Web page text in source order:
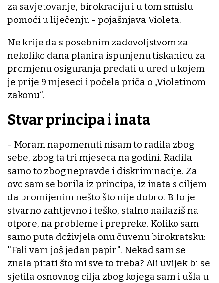
za savjetovanje, birokraciju i u tom smislu
pomoći u liječenju - pojašnjava Violeta.
Ne krije da s posebnim zadovoljstvom za
nekoliko dana planira ispunjenu tiskanicu za
promjenu osiguranja predati u ured u kojem
je prije 9 mjeseci i počela priča o „Violetinom
zakonu“.
Stvar principa i inata
- Moram napomenuti nisam to radila zbog
sebe, zbog ta tri mjeseca na godini. Radila
samo to zbog nepravde i diskriminacije. Za
ovo sam se borila iz principa, iz inata s ciljem
da promijenim nešto što nije dobro. Bilo je
stvarno zahtjevno i teško, stalno nailaziš na
otpore, na probleme i prepreke. Koliko sam
samo puta doživjela onu čuvenu birokratsku:
"Fali vam još jedan papir". Nekad sam se
znala pitati što mi sve to treba? Ali uvijek bi se
sjetila osnovnog cilja zbog kojega sam i ušla u